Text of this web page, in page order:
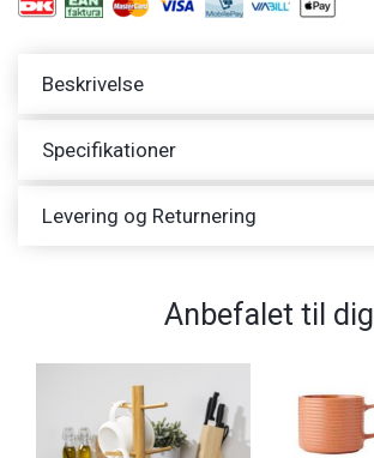
Beskrivelse
Specifikationer
Levering og Returnering
Anbefalet til dig